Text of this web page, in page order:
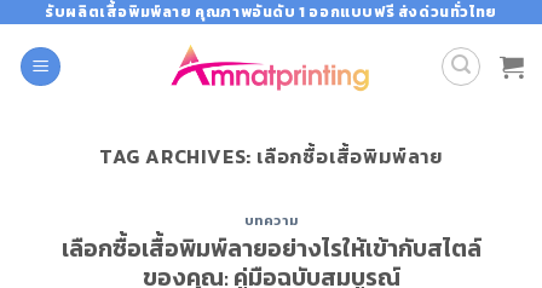
content
รับผลิตเสื้อพิมพ์ลาย คุณภาพอันดับ 1 ออกแบบฟรี ส่งด่วนทั่วไทย
TAG ARCHIVES: เลือกซื้อเสื้อพิมพ์ลาย
บทความ
เลือกซื้อเสื้อพิมพ์ลายอย่างไรให้เข้ากับสไตล์
ของคุณ: คู่มือฉบับสมบูรณ์